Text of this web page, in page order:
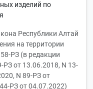
изделий по
Республики Алтай
на территории
РЗ (в редакции
РЗ от 13.06.2018, N 13-
N 89-РЗ от
РЗ от 04.07.2022)